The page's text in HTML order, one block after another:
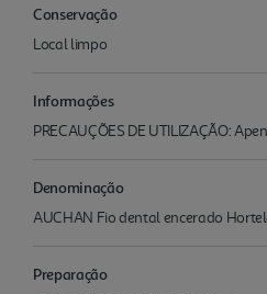
Conservação
Local limpo
Informações
PRECAUÇÕES DE UTILIZAÇÃO:
Denominação
AUCHAN Fio dental encerado
Preparação